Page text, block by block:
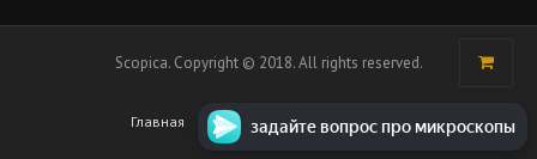
Scopica. Copyright © 2018. All rights reserved.
Главная Торговая площадка Контакты
задайте вопрос про микроскопы